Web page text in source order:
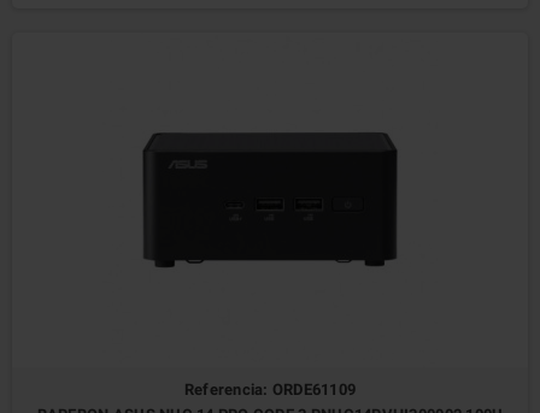
Referencia: ORDE61109